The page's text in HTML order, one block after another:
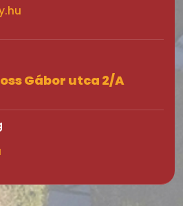
Gábor utca 2/A